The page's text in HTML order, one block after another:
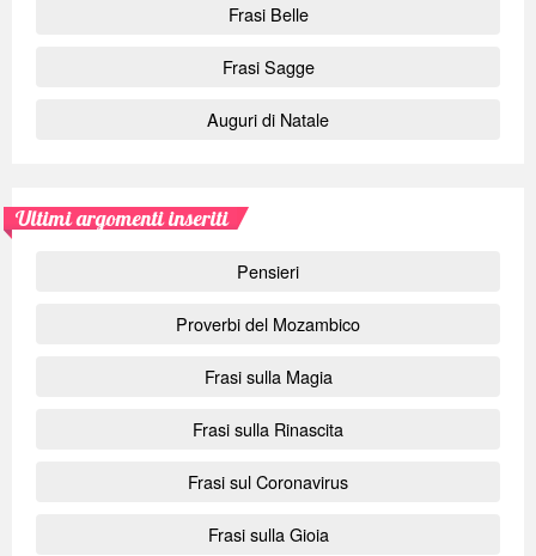
Frasi Belle
Frasi Sagge
Auguri di Natale
Ultimi argomenti inseriti
Pensieri
Proverbi del Mozambico
Frasi sulla Magia
Frasi sulla Rinascita
Frasi sul Coronavirus
Frasi sulla Gioia